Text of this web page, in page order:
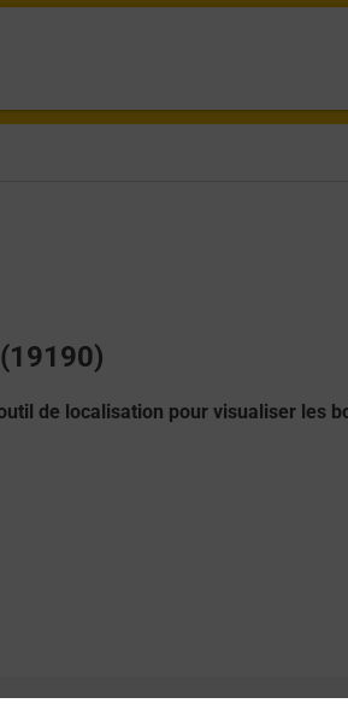
de localisation pour visualiser les